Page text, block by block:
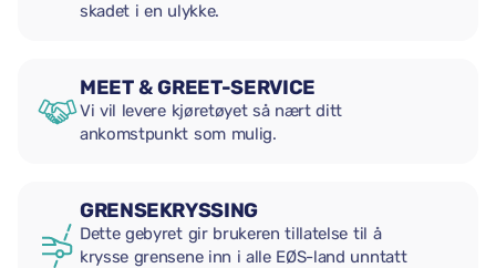
skadet i en ulykke.
MEET & GREET-SERVICE
Vi vil levere kjøretøyet så nært ditt
ankomstpunkt som mulig.
GRENSEKRYSSING
Dette gebyret gir brukeren tillatelse til å
krysse grensene inn i alle EØS-land unntatt